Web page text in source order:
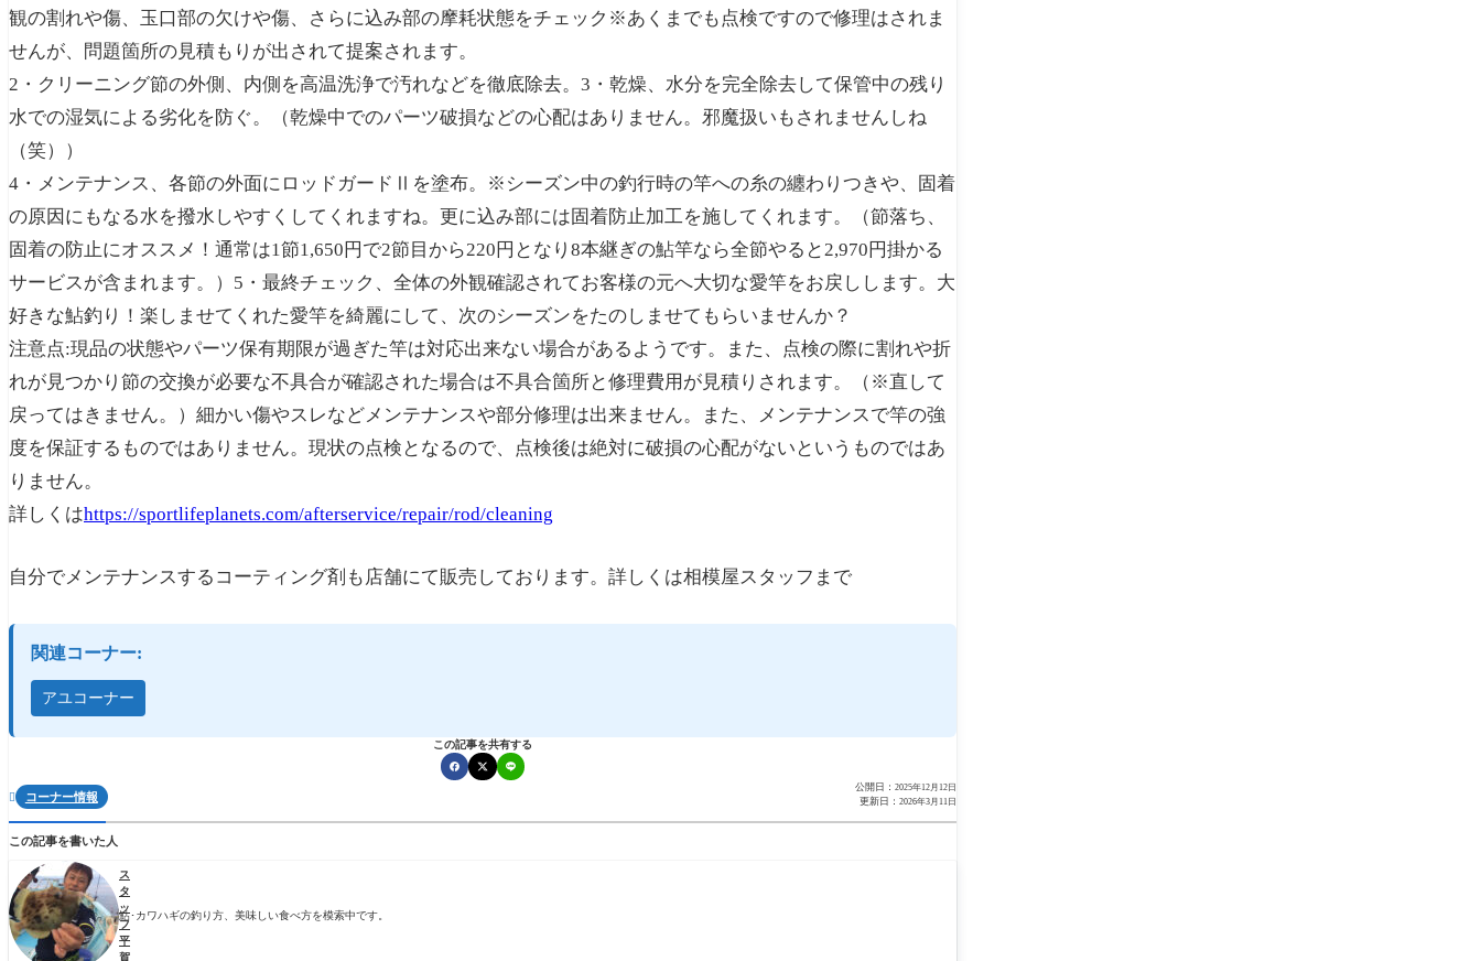
観の割れや傷、玉口部の欠けや傷、さらに込み部の摩耗状態をチェック※あくまでも点検ですので修理はされま
せんが、問題箇所の見積もりが出されて提案されます。
2・クリーニング節の外側、内側を高温洗浄で汚れなどを徹底除去。3・乾燥、水分を完全除去して保管中の残り
水での湿気による劣化を防ぐ。（乾燥中でのパーツ破損などの心配はありません。邪魔扱いもされませんしね
（笑））
4・メンテナンス、各節の外面にロッドガードⅡを塗布。※シーズン中の釣行時の竿への糸の纏わりつきや、固着
の原因にもなる水を撥水しやすくしてくれますね。更に込み部には固着防止加工を施してくれます。（節落ち、
固着の防止にオススメ！通常は1節1,650円で2節目から220円となり8本継ぎの鮎竿なら全節やると2,970円掛かる
サービスが含まれます。）5・最終チェック、全体の外観確認されてお客様の元へ大切な愛竿をお戻しします。大
好きな鮎釣り！楽しませてくれた愛竿を綺麗にして、次のシーズンをたのしませてもらいませんか？
注意点:現品の状態やパーツ保有期限が過ぎた竿は対応出来ない場合があるようです。また、点検の際に割れや折
れが見つかり節の交換が必要な不具合が確認された場合は不具合箇所と修理費用が見積りされます。（※直して
戻ってはきません。）細かい傷やスレなどメンテナンスや部分修理は出来ません。また、メンテナンスで竿の強
度を保証するものではありません。現状の点検となるので、点検後は絶対に破損の心配がないというものではあ
りません。
詳しくはhttps://sportlifeplanets.com/afterservice/repair/rod/cleaning
自分でメンテナンスするコーティング剤も店舗にて販売しております。詳しくは相模屋スタッフまで
関連コーナー:
アユコーナー
この記事を共有する
 コーナー情報
公開日： 2025年12月12日
更新日： 2026年3月11日
この記事を書いた人
ス
タ
ッ
フ
平
賀
鮎･カワハギの釣り方、美味しい食べ方を模索中です。